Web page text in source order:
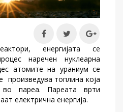
енергијата се
наречен нуклеарна
атомите на ураниум се
произведува топлина која
пареа. Пареата врти
електрична енергија.